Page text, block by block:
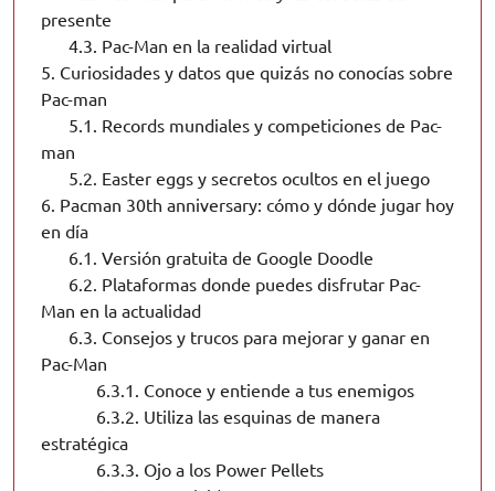
presente
4.3. Pac-Man en la realidad virtual
5. Curiosidades y datos que quizás no conocías sobre
Pac-man
5.1. Records mundiales y competiciones de Pac-
man
5.2. Easter eggs y secretos ocultos en el juego
6. Pacman 30th anniversary: cómo y dónde jugar hoy
en día
6.1. Versión gratuita de Google Doodle
6.2. Plataformas donde puedes disfrutar Pac-
Man en la actualidad
6.3. Consejos y trucos para mejorar y ganar en
Pac-Man
6.3.1. Conoce y entiende a tus enemigos
6.3.2. Utiliza las esquinas de manera
estratégica
6.3.3. Ojo a los Power Pellets